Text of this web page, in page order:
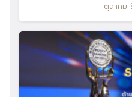
ตุลาคม